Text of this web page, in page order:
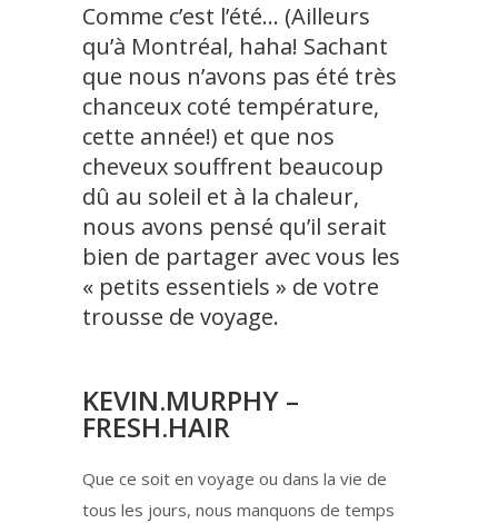
Comme c’est l’été… (Ailleurs
qu’à Montréal, haha! Sachant
que nous n’avons pas été très
chanceux coté température,
cette année!) et que nos
cheveux souffrent beaucoup
dû au soleil et à la chaleur,
nous avons pensé qu’il serait
bien de partager avec vous les
« petits essentiels » de votre
trousse de voyage.
KEVIN.MURPHY –
FRESH.HAIR
Que ce soit en voyage ou dans la vie de
tous les jours, nous manquons de temps